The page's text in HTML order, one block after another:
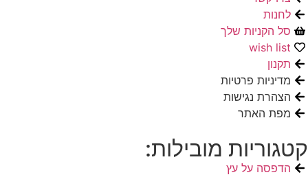
לחנות
סל הקניות שלך
wish list
תקנון
מדיניות פרטיות
הצהרת נגישות
מפת האתר
קטגוריות מובילות:
הדפסה על עץ